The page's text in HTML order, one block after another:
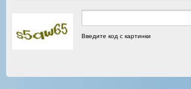
Введите код с картинки